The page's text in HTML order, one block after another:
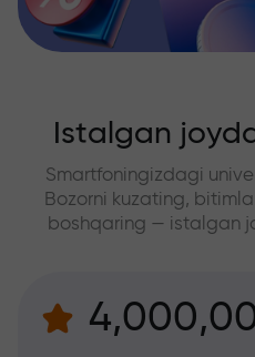
Istalgan
Smartfoningizdagi
Bozorni kuzating,
boshqaring — istalgan